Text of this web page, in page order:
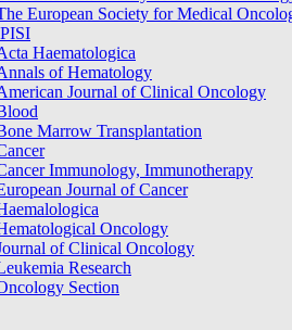
European Society for Medical
Haematologica
of Hematology
Journal of Clinical Oncology
Marrow Transplantation
Immunology, Immunotherapy
Journal of Cancer
Oncology
of Clinical Oncology
Research
Section